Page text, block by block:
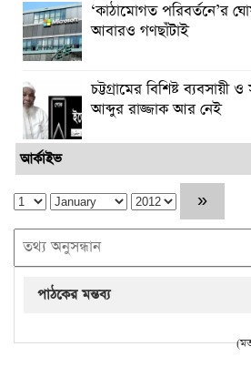
‘কাঠামোগত পরিবর্তনে’র
আবারও গণছাঁটাই
চট্টগ্রামের বিশিষ্ট
আব্দুর রাজ্জাক আর নেই
আর্কাইভ
পাঠকের মন্তব্য